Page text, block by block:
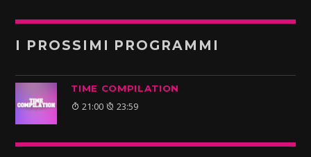
I PROSSIMI PROGRAMMI
TIME COMPILATION
21:00 23:59